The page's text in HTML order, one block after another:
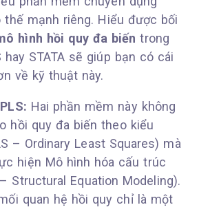
thế mạnh riêng. Hiểu được bối
hình hồi quy đa biến trong
hay STATA sẽ giúp bạn có cái
về kỹ thuật này.
Hai phần mềm này không
hồi quy đa biến theo kiểu
– Ordinary Least Squares) mà
hiện Mô hình hóa cấu trúc
Structural Equation Modeling).
quan hệ hồi quy chỉ là một